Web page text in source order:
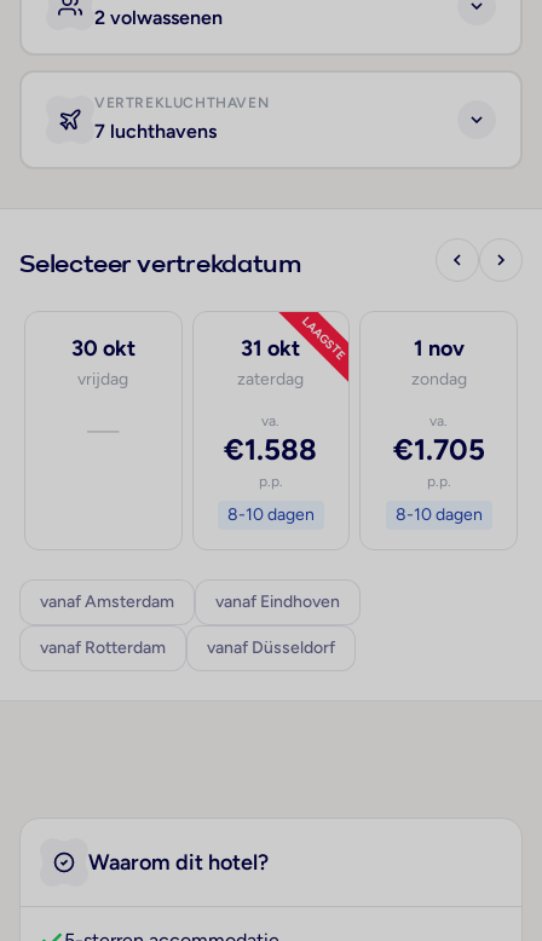
2 volwassenen
VERTREKLUCHTHAVEN
7 luchthavens
Selecteer vertrekdatum
30 okt
vrijdag
—
LAAGSTE
31 okt
zaterdag
va.
€1.588
p.p.
8-10 dagen
1 nov
zondag
va.
€1.705
p.p.
8-10 dagen
vanaf Amsterdam vanaf Eindhoven
vanaf Rotterdam vanaf Düsseldorf
Waarom dit hotel?